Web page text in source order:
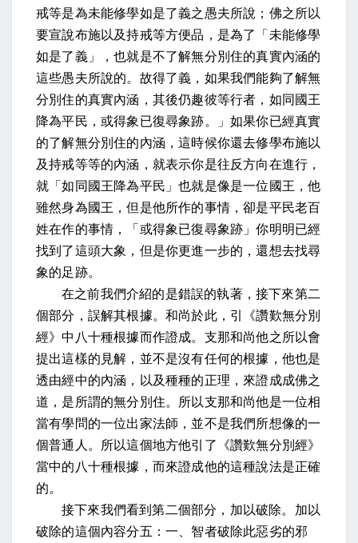
戒等是為未能修學如是了義之愚夫所說；佛之所以
要宣說布施以及持戒等方便品，是為了「未能修學
如是了義」，也就是不了解無分別住的真實內涵的
這些愚夫所說的。故得了義，如果我們能夠了解無
分別住的真實內涵，其後仍趣彼等行者，如同國王
降為平民，或得象已復尋象跡。」如果你已經真實
的了解無分別住的內涵，這時候你還去修學布施以
及持戒等等的內涵，就表示你是往反方向在進行，
就「如同國王降為平民」也就是像是一位國王，他
雖然身為國王，但是他所作的事情，卻是平民老百
姓在作的事情，「或得象已復尋象跡」你明明已經
找到了這頭大象，但是你更進一步的，還想去找尋
象的足跡。
在之前我們介紹的是錯誤的執著，接下來第二
個部分，誤解其根據。和尚於此，引《讚歎無分別
經》中八十種根據而作證成。支那和尚他之所以會
提出這樣的見解，並不是沒有任何的根據，他也是
透由經中的內涵，以及種種的正理，來證成成佛之
道，是所謂的無分別住。所以支那和尚他是一位相
當有學問的一位出家法師，並不是我們所想像的一
個普通人。所以這個地方他引了《讚歎無分別經》
當中的八十種根據，而來證成他的這種說法是正確
的。
接下來我們看到第二個部分，加以破除。加以
破除的這個內容分五：一、智者破除此惡劣的邪